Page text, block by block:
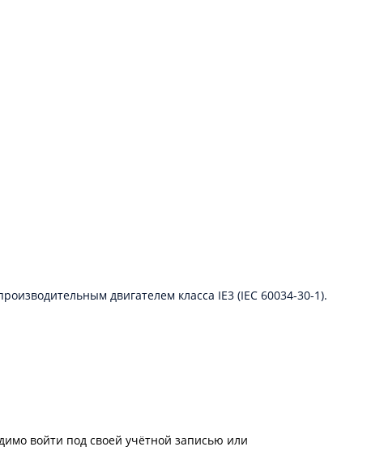
двигателем класса IE3 (IEC 60034-30-1).
войти под своей учётной записью или